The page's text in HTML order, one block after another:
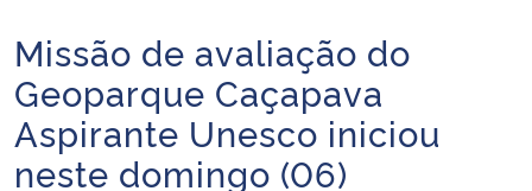
Ministério da Infraestrutura
Ministério da Agricultura, Pecuária e Abastecimento
Ministério da Educação
Início do conteúdo
Missão de avaliação do
Geoparque Caçapava
Aspirante Unesco iniciou
neste domingo (06)